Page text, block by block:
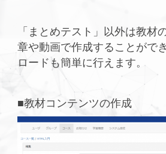
「まとめテスト」以外は教材
章や動画で作成することがで
ロードも簡単に行えます。
■教材コンテンツの作成